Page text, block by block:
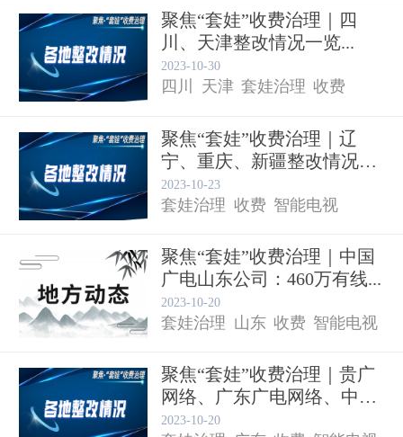
聚焦“套娃”收费治理｜四
川、天津整改情况一览...
2023-10-30
四川 天津 套娃治理 收费
智能电视
聚焦“套娃”收费治理｜辽
宁、重庆、新疆整改情况一
览...
2023-10-23
套娃治理 收费 智能电视
聚焦“套娃”收费治理｜中国
广电山东公司：460万有线...
2023-10-20
套娃治理 山东 收费 智能电视
聚焦“套娃”收费治理｜贵广
网络、广东广电网络、中国
广...
2023-10-20